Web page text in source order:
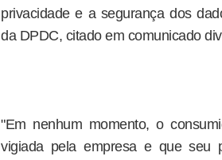
privacidade e a segurança dos
da DPDC, citado em comunicado
"Em nenhum momento, o
vigiada pela empresa e que seu